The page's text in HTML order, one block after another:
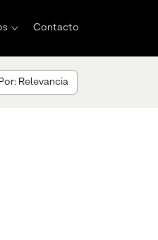
Contacto
Relevancia